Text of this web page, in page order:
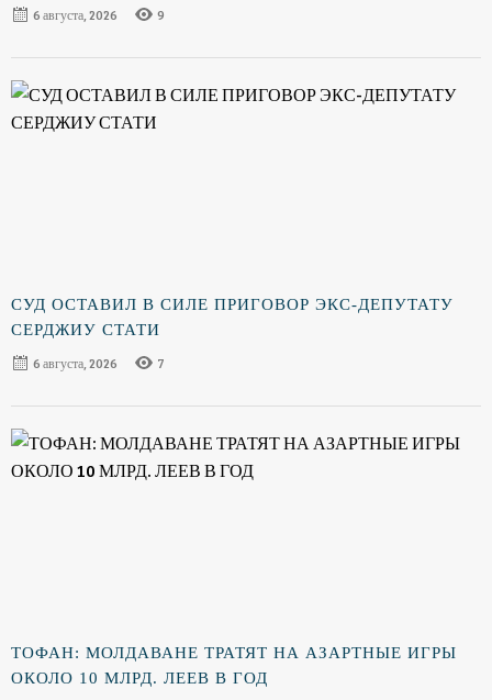
6 августа, 2026
9
СУД ОСТАВИЛ В СИЛЕ ПРИГОВОР ЭКС-ДЕПУТАТУ
СЕРДЖИУ СТАТИ
6 августа, 2026
7
ТОФАН: МОЛДАВАНЕ ТРАТЯТ НА АЗАРТНЫЕ ИГРЫ
ОКОЛО 10 МЛРД. ЛЕЕВ В ГОД